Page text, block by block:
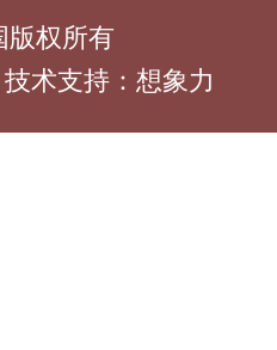
版权所有
术支持： 想象力